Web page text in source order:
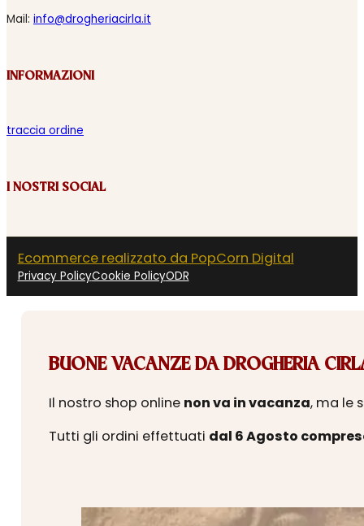
Mail: info@drogheriacirla.it
INFORMAZIONI
traccia ordine
I NOSTRI SOCIAL
Ecommerce realizzato da PopCorn Digital
Privacy PolicyCookie PolicyODR
BUONE VACANZE DA DROGHERIA
Il nostro shop online non va in vacanza, ma le
Tutti gli ordini effettuati dal 6 Agosto